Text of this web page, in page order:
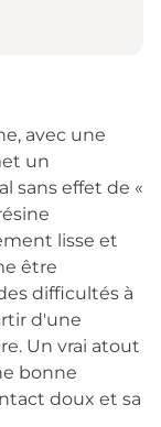
avec une
un
sans effet de «
lisse et
être
difficultés à
d'une
Un vrai atout
bonne
doux et sa